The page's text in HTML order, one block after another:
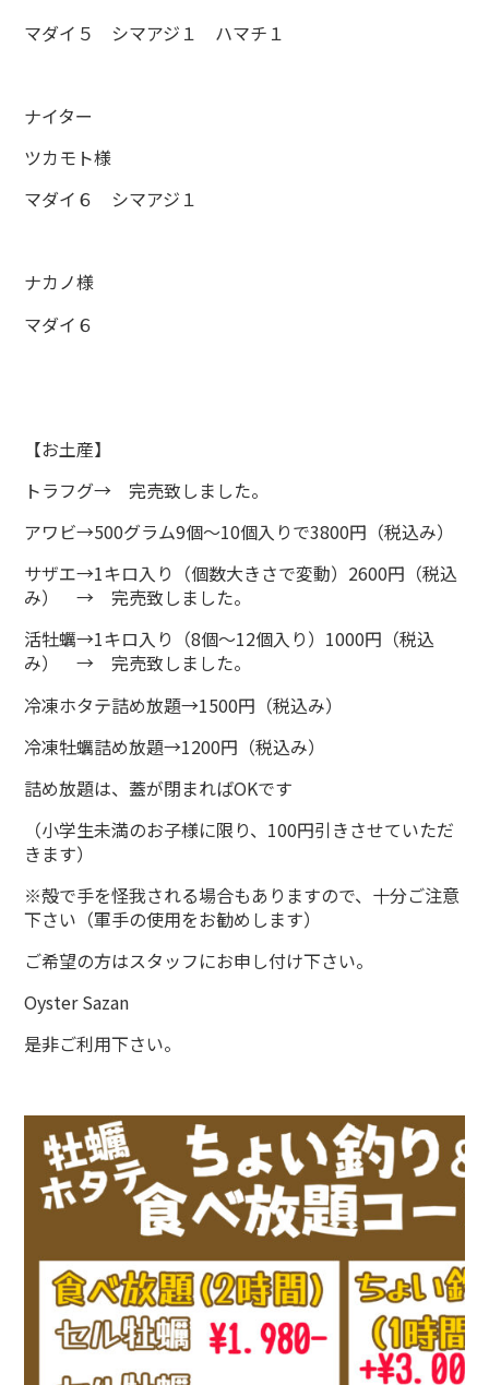
マダイ５ シマアジ１ ハマチ１
ナイター
ツカモト様
マダイ６ シマアジ１
ナカノ様
マダイ６
【お土産】
トラフグ→ 完売致しました。
アワビ→500グラム9個～10個入りで3800円（税込み）
サザエ→1キロ入り（個数大きさで変動）2600円（税込
み） → 完売致しました。
活牡蠣→1キロ入り（8個～12個入り）1000円（税込
み） → 完売致しました。
冷凍ホタテ詰め放題→1500円（税込み）
冷凍牡蠣詰め放題→1200円（税込み）
詰め放題は、蓋が閉まればOKです
（小学生未満のお子様に限り、100円引きさせていただ
きます）
※殻で手を怪我される場合もありますので、十分ご注意
下さい（軍手の使用をお勧めします）
ご希望の方はスタッフにお申し付け下さい。
Oyster Sazan
是非ご利用下さい。